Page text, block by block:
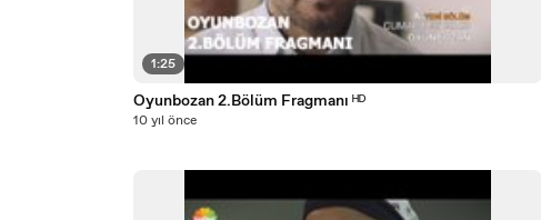
1:25
Oyunbozan 2.Bölüm Fragmanı ᴴᴰ
10 yıl önce